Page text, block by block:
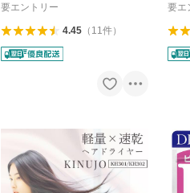
要エントリー
4.45（ 11件）
要エ